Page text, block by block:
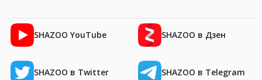
SHAZOO YouTube SHAZOO в Дзен
SHAZOO в Twitter SHAZOO в Telegram